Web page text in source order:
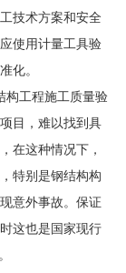
技术方案和安全
使用计量工具验
化。
构工程施工质量验
目，难以找到具
在这种情况下，
特别是钢结构构
意外事故。保证
这也是国家现行